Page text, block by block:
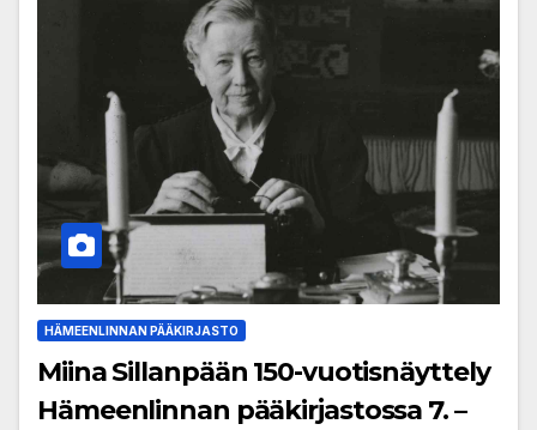
HÄMEENLINNAN PÄÄKIRJASTO
Miina Sillanpään 150-vuotisnäyttely
Hämeenlinnan pääkirjastossa 7. –